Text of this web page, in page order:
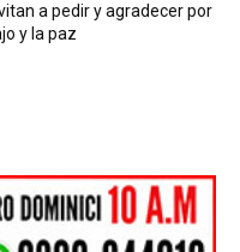
a pedir y agradecer por
y la paz